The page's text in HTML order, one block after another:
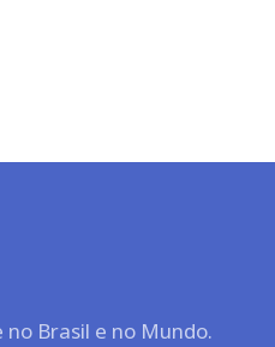
Brasil e no Mundo.